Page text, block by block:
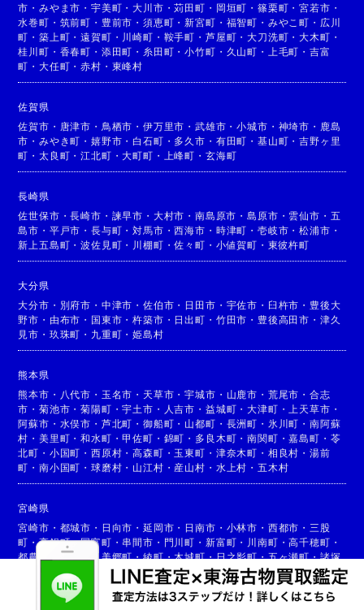
市 ・みやま市 ・宇美町 ・大川市 ・苅田町 ・ 岡垣町 ・ 篠栗町 ・宮若市 ・
水巻町 ・ 筑前町 ・ 豊前市 ・須恵町 ・新宮町 ・ 福智町 ・ みやこ町 ・ 広川
町 ・築上町 ・遠賀町 ・ 川崎町 ・ 鞍手町 ・ 芦屋町 ・大刀洗町 ・大木町 ・
桂川町 ・ 香春町 ・ 添田町 ・ 糸田町 ・小竹町 ・ 久山町 ・ 上毛町 ・ 吉富
町 ・大任町 ・赤村 ・ 東峰村
佐賀県
佐賀市 ・ 唐津市 ・ 鳥栖市 ・伊万里市 ・武雄市 ・小城市 ・ 神埼市 ・ 鹿島
市 ・みやき町 ・嬉野市 ・ 白石町 ・ 多久市 ・ 有田町 ・ 基山町 ・吉野ヶ里
町 ・太良町 ・江北町 ・大町町 ・ 上峰町 ・ 玄海町
長崎県
佐世保市 ・長崎市 ・ 諫早市 ・ 大村市 ・南島原市 ・島原市 ・ 雲仙市 ・ 五
島市 ・ 平戸市 ・長与町 ・対馬市 ・西海市 ・ 時津町 ・ 壱岐市 ・松浦市 ・
新上五島町 ・波佐見町 ・ 川棚町 ・佐々町 ・ 小値賀町 ・ 東彼杵町
大分県
大分市 ・ 別府市 ・ 中津市 ・佐伯市 ・ 日田市 ・ 宇佐市 ・ 臼杵市 ・ 豊後大
野市 ・ 由布市 ・ 国東市 ・杵築市 ・ 日出町 ・ 竹田市 ・ 豊後高田市 ・ 津久
見市 ・ 玖珠町 ・ 九重町 ・姫島村
熊本県
熊本市 ・ 八代市 ・ 玉名市 ・ 天草市 ・宇城市 ・ 山鹿市 ・ 荒尾市 ・ 合志
市 ・菊池市 ・菊陽町 ・宇土市 ・ 人吉市 ・ 益城町 ・大津町 ・ 上天草市 ・
阿蘇市 ・ 水俣市 ・ 芦北町 ・御船町 ・ 山都町 ・ 長洲町 ・ 氷川町 ・ 南阿蘇
村 ・美里町 ・和水町 ・甲佐町 ・ 錦町 ・ 多良木町 ・南関町 ・嘉島町 ・ 苓
北町 ・ 小国町 ・西原村 ・高森町 ・ 玉東町 ・ 津奈木町 ・ 相良村 ・ 湯前
町 ・南小国町 ・球磨村 ・ 山江村 ・ 産山村 ・ 水上村 ・ 五木村
宮崎県
宮崎市 ・ 都城市 ・ 日向市 ・延岡市 ・ 日南市 ・ 小林市 ・ 西都市 ・ 三股
町 ・高鍋町・国富町 ・ 串間市 ・ 門川町 ・ 新富町 ・ 川南町 ・高千穂町 ・
都農町
高原町 ・美郷町・綾町・木城町・日之影町・五ヶ瀬町・諸塚
椎葉村・ 西米良村